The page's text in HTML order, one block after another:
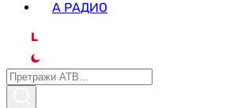
А РАДИО
L